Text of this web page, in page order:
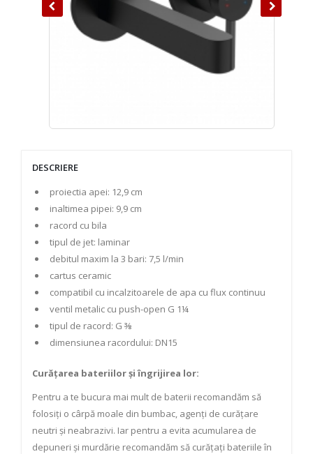
DESCRIERE
proiectia apei: 12,9 cm
inaltimea pipei: 9,9 cm
racord cu bila
tipul de jet: laminar
debitul maxim la 3 bari: 7,5 l/min
cartus ceramic
compatibil cu incalzitoarele de apa cu flux continuu
ventil metalic cu push-open G 1¼
tipul de racord: G ⅜
dimensiunea racordului: DN15
Curățarea bateriilor și îngrijirea lor:
Pentru a te bucura mai mult de baterii recomandăm să
folosiți o cârpă moale din bumbac, agenți de curățare
neutri și neabrazivi. Iar pentru a evita acumularea de
depuneri și murdărie recomandăm să curățați bateriile în